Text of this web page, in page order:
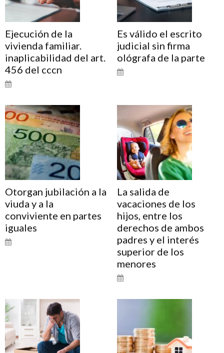
Ejecución de la
vivienda familiar.
inaplicabilidad del art.
456 del cccn
Es válido el escrito
judicial sin firma
ológrafa de la parte
Otorgan jubilación a la
viuda y a la
conviviente en partes
iguales
La salida de
vacaciones de los
hijos, entre los
derechos de ambos
padres y el interés
superior de los
menores